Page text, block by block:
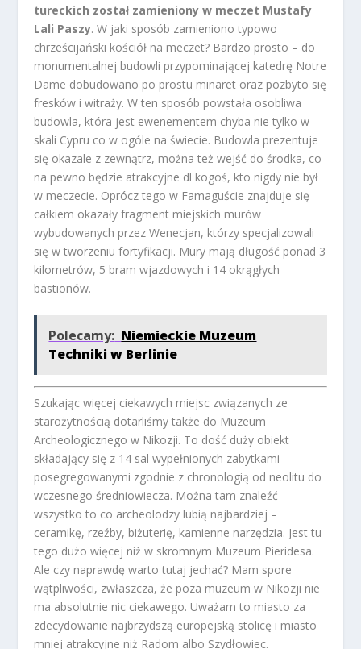
tureckich został zamieniony w meczet Mustafy
Lali Paszy. W jaki sposób zamieniono typowo
chrześcijański kościół na meczet? Bardzo prosto – do
monumentalnej budowli przypominającej katedrę Notre
Dame dobudowano po prostu minaret oraz pozbyto się
fresków i witraży. W ten sposób powstała osobliwa
budowla, która jest ewenementem chyba nie tylko w
skali Cypru co w ogóle na świecie. Budowla prezentuje
się okazale z zewnątrz, można też wejść do środka, co
na pewno będzie atrakcyjne dl kogoś, kto nigdy nie był
w meczecie. Oprócz tego w Famaguście znajduje się
całkiem okazały fragment miejskich murów
wybudowanych przez Wenecjan, którzy specjalizowali
się w tworzeniu fortyfikacji. Mury mają długość ponad 3
kilometrów, 5 bram wjazdowych i 14 okrągłych
bastionów.
Polecamy: Niemieckie Muzeum
Techniki w Berlinie
Szukając więcej ciekawych miejsc związanych ze
starożytnością dotarliśmy także do Muzeum
Archeologicznego w Nikozji. To dość duży obiekt
składający się z 14 sal wypełnionych zabytkami
posegregowanymi zgodnie z chronologią od neolitu do
wczesnego średniowiecza. Można tam znaleźć
wszystko to co archeolodzy lubią najbardziej –
ceramikę, rzeźby, biżuterię, kamienne narzędzia. Jest tu
tego dużo więcej niż w skromnym Muzeum Pieridesa.
Ale czy naprawdę warto tutaj jechać? Mam spore
wątpliwości, zwłaszcza, że poza muzeum w Nikozji nie
ma absolutnie nic ciekawego. Uważam to miasto za
zdecydowanie najbrzydszą europejską stolicę i miasto
mniej atrakcyjne niż Radom albo Szydłowiec.